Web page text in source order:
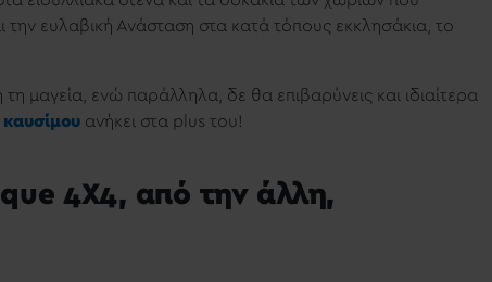
ευλαβική Ανάσταση στα κατά τόπους εκκλησάκια, το
μαγεία, ενώ παράλληλα, δε θα επιβαρύνεις και ιδιαίτερα
ανήκει στα plus του!
4X4, από την άλλη,